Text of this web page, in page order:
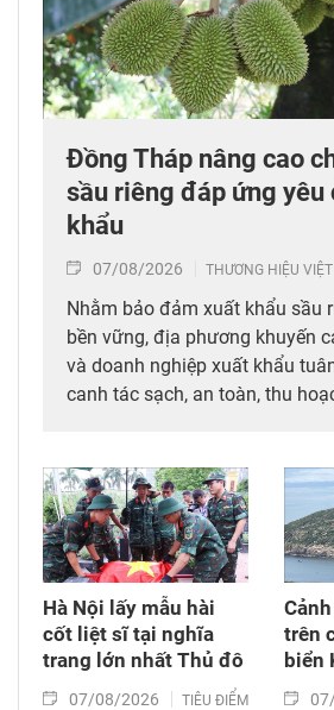
Đồng Tháp nâng cao
sầu riêng đáp ứng yêu
khẩu
07/08/2026 THƯƠNG HIỆU VIỆT
Nhằm bảo đảm xuất khẩu sầu
bền vững, địa phương khuyến
và doanh nghiệp xuất khẩu
canh tác sạch, an toàn, thu
Hà Nội lấy mẫu hài
cốt liệt sĩ tại nghĩa
trang lớn nhất Thủ đô
07/08/2026 TIÊU ĐIỂM
trên
biển